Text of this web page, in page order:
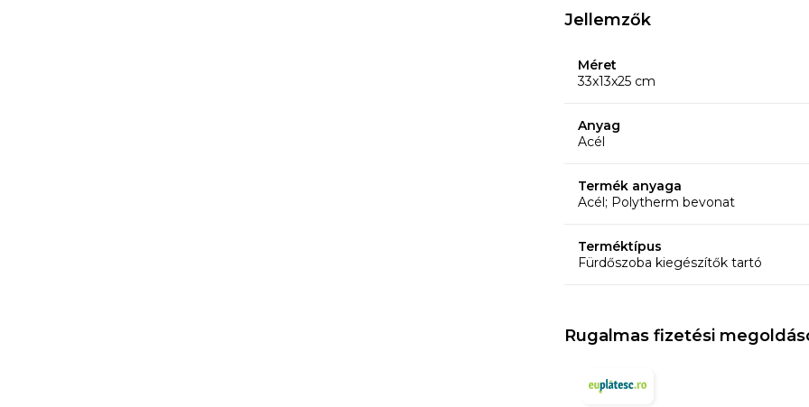
Jellemzők
Méret
33x13x25 cm
Anyag
Acél
Termék anyaga
Acél; Polytherm bevonat
Terméktípus
Fürdőszoba kiegészítők tartó
Rugalmas fizetési